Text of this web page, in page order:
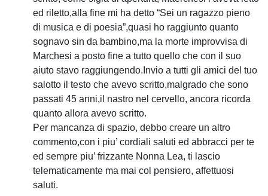
ed riletto,alla fine mi ha detto “Sei un ragazzo pieno
di musica e di poesia”,quasi ho raggiunto quanto
sognavo sin da bambino,ma la morte improvvisa di
Marchesi a posto fine a tutto quello che con il suo
aiuto stavo raggiungendo.Invio a tutti gli amici del tuo
salotto il testo che avevo scritto,malgrado che sono
passati 45 anni,il nastro nel cervello, ancora ricorda
quanto allora avevo scritto.
Per mancanza di spazio, debbo creare un altro
commento,con i piu’ cordiali saluti ed abbracci per te
ed sempre piu’ frizzante Nonna Lea, ti lascio
telematicamente ma mai col pensiero, affettuosi
saluti.